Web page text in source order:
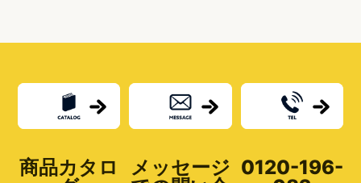
商品カタロ
メッセージ 0120-196-